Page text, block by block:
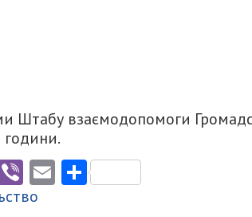
Штабу взаємодопомоги
години.
ViberEmailПоділитися